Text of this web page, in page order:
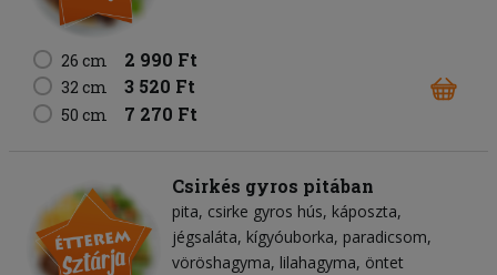
26 cm 2 990 Ft
32 cm 3 520 Ft
50 cm 7 270 Ft
Csirkés gyros pitában
pita csirke gyros hús káposzta
jégsaláta kígyóuborka paradicsom
vöröshagyma lilahagyma öntet